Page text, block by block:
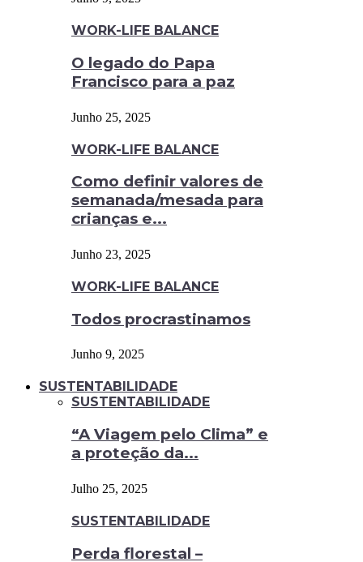
WORK-LIFE BALANCE
O legado do Papa
Francisco para a paz
Junho 25, 2025
WORK-LIFE BALANCE
Como definir valores de
semanada/mesada para
crianças e...
Junho 23, 2025
WORK-LIFE BALANCE
Todos procrastinamos
Junho 9, 2025
SUSTENTABILIDADE
SUSTENTABILIDADE
“A Viagem pelo Clima” e
a proteção da...
Julho 25, 2025
SUSTENTABILIDADE
Perda florestal –